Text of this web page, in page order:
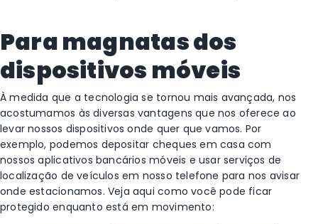
Para magnatas dos
dispositivos móveis
À medida que a tecnologia se tornou mais avançada, nos
acostumamos às diversas vantagens que nos oferece ao
levar nossos dispositivos onde quer que vamos. Por
exemplo, podemos depositar cheques em casa com
nossos aplicativos bancários móveis e usar serviços de
localização de veículos em nosso telefone para nos avisar
onde estacionamos. Veja aqui como você pode ficar
protegido enquanto está em movimento: